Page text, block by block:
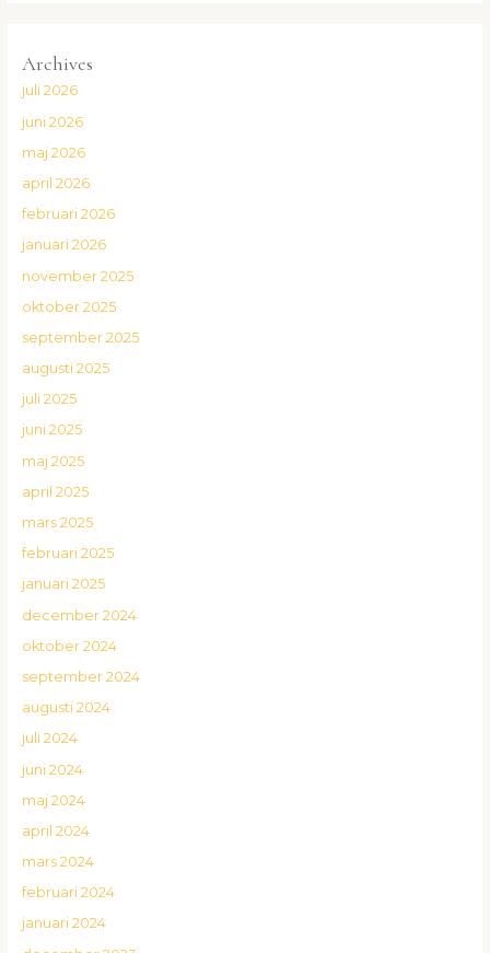
Archives
juli 2026
juni 2026
maj 2026
april 2026
februari 2026
januari 2026
november 2025
oktober 2025
september 2025
augusti 2025
juli 2025
juni 2025
maj 2025
april 2025
mars 2025
februari 2025
januari 2025
december 2024
oktober 2024
september 2024
augusti 2024
juli 2024
juni 2024
maj 2024
april 2024
mars 2024
februari 2024
januari 2024